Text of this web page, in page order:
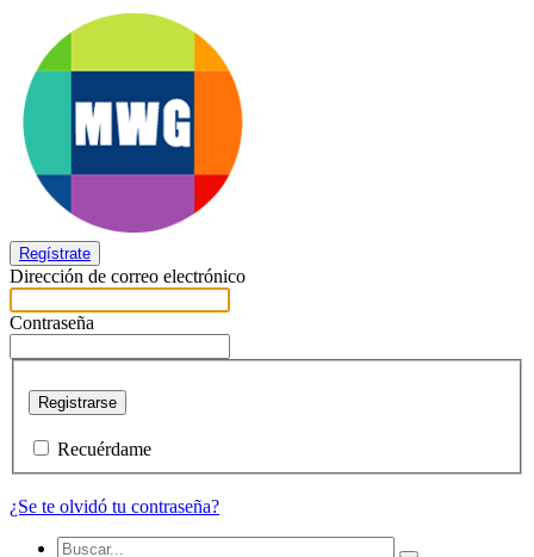
Regístrate
Dirección de correo electrónico
Contraseña
Registrarse
Recuérdame
¿Se te olvidó tu contraseña?